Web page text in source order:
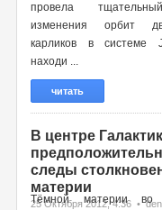
провела
изменения орбит
карликов в системе
находи ...
читать
В центре
следы
материи
25 Октября 2012, 4:36 • den
Тёмной материи во